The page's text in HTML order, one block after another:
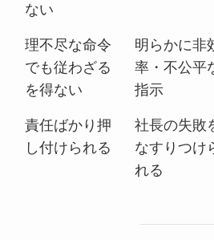
ない
理不尽な命令
でも従わざる
を得ない
明らかに非
率・不公平
指示
責任ばかり押
し付けられる
社長の失敗
なすりつけ
れる